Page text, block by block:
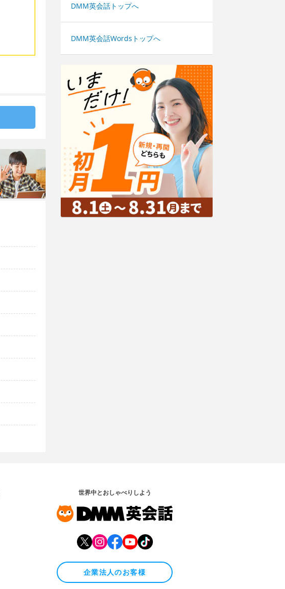
DMM英会話トップへ
DMM英会話Wordsトップへ
世界中とおしゃべりしよう
企業法人のお客様